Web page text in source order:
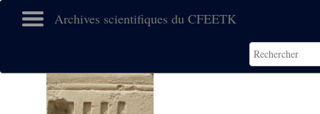
Archives scientifiques du CFEETK